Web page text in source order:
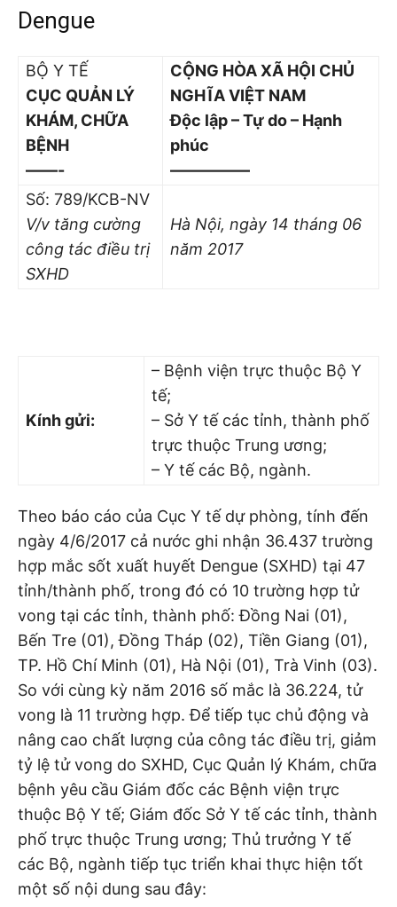
Dengue
BỘ Y TẾ
CỤC QUẢN LÝ
KHÁM, CHỮA
BỆNH
——-
CỘNG HÒA XÃ HỘI CHỦ
NGHĨA VIỆT NAM
Độc lập – Tự do – Hạnh
phúc
—————
Số: 789/KCB-NV
V/v tăng cường
công tác điều trị
SXHD
Hà Nội, ngày 14 tháng 06
năm 2017
Kính gửi:
– Bệnh viện trực thuộc Bộ Y
tế;
– Sở Y tế các tỉnh, thành phố
trực thuộc Trung ương;
– Y tế các Bộ, ngành.
Theo báo cáo của Cục Y tế dự phòng, tính đến
ngày 4/6/2017 cả nước ghi nhận 36.437 trường
hợp mắc sốt xuất huyết Dengue (SXHD) tại 47
tỉnh/thành phố, trong đó có 10 trường hợp tử
vong tại các tỉnh, thành phố: Đồng Nai (01),
Bến Tre (01), Đồng Tháp (02), Tiền Giang (01),
TP. Hồ Chí Minh (01), Hà Nội (01), Trà Vinh (03).
So với cùng kỳ năm 2016 số mắc là 36.224, tử
vong là 11 trường hợp. Để tiếp tục chủ động và
nâng cao chất lượng của công tác điều trị, giảm
tỷ lệ tử vong do SXHD, Cục Quản lý Khám, chữa
bệnh yêu cầu Giám đốc các Bệnh viện trực
thuộc Bộ Y tế; Giám đốc Sở Y tế các tỉnh, thành
phố trực thuộc Trung ương; Thủ trưởng Y tế
các Bộ, ngành tiếp tục triển khai thực hiện tốt
một số nội dung sau đây: